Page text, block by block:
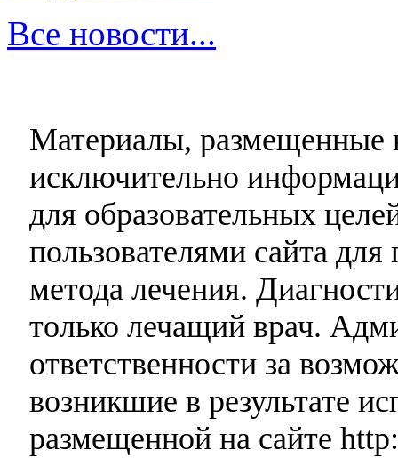
Все новости...
Материалы, размещенные
исключительно
для образовательных
пользователями сайта
метода лечения.
только лечащий врач.
ответственности за
возникшие в результате
размещенной на сайте